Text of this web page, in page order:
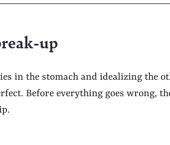
up
in the stomach and idealizing the
Before everything goes wrong,